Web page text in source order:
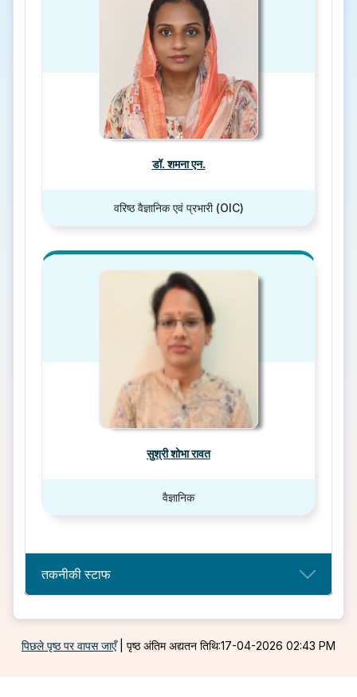
डॉ. शमना एन.
वरिष्ठ वैज्ञानिक एवं प्रभारी (OIC)
सुश्री शोभा रावत
वैज्ञानिक
तकनीकी स्टाफ
पिछले पृष्ठ पर वापस जाएँ पृष्ठ अंतिम अद्यतन तिथि:17-04-2026 02:43 PM